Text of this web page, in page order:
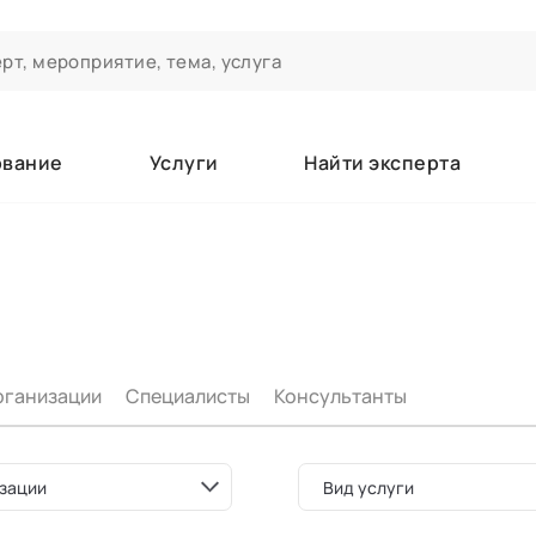
Услуги Найти эксперта
Специалисты Консультанты
Вид услуги
вы зачисляетесь/уже зачислены в качестве